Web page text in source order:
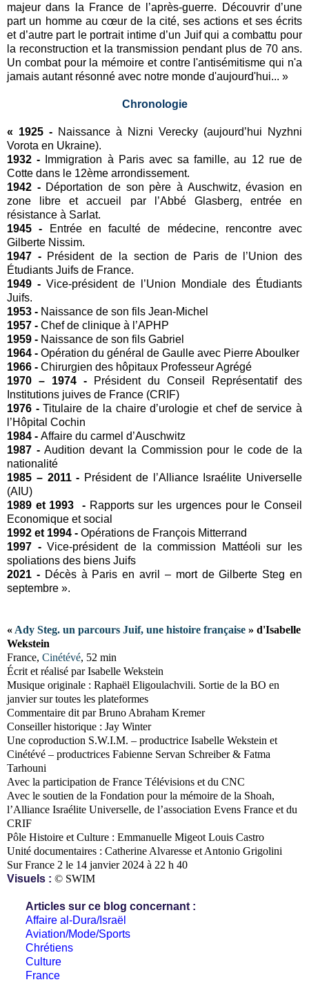
majeur dans la France de l’après-guerre. Découvrir d’une
part un homme au cœur de la cité, ses actions et ses écrits
et d’autre part le portrait intime d’un Juif qui a combattu pour
la reconstruction et la transmission pendant plus de 70 ans.
Un combat pour la mémoire et contre l'antisémitisme qui n'a
jamais autant résonné avec notre monde d'aujourd'hui... »
Chronologie
« 1925 - Naissance à Nizni Verecky (aujourd’hui Nyzhni
Vorota en Ukraine).
1932 -
Immigration à Paris avec sa famille, au 12 rue de
Cotte dans le 12ème arrondissement.
1942 - Déportation de son père à Auschwitz, évasion en
zone libre et accueil par l’Abbé Glasberg, entrée en
résistance à Sarlat.
1945 -
Entrée en faculté de médecine, rencontre avec
Gilberte Nissim.
1947 - Président de la section de Paris de l’Union des
Étudiants Juifs de France.
1949 - Vice-président de l’Union Mondiale des Étudiants
Juifs.
1953 - Naissance de son fils Jean-Michel
1957 - Chef de clinique à l’APHP
1959 - Naissance de son fils Gabriel
1964 - Opération du général de Gaulle avec Pierre Aboulker
1966 - Chirurgien des hôpitaux Professeur Agrégé
1970 – 1974 -
Président du Conseil Représentatif des
Institutions juives de France (CRIF)
1976 -Titulaire de la chaire d’urologie et chef de service à
l’Hôpital Cochin
1984 - Affaire du carmel d’Auschwitz
1987 -Audition devant la Commission pour le code de la
nationalité
1985 – 2011 - Président de l’Alliance Israélite Universelle
(AIU)
1989 et 1993 - Rapports sur les urgences pour le Conseil
Economique et social
1992 et 1994 - Opérations de François Mitterrand
1997 -Vice-président de la commission Mattéoli sur les
spoliations des biens Juifs
2021 - Décès à Paris en avril – mort de Gilberte Steg en
septembre ».
« Ady Steg. un parcours Juif, une histoire française » d'Isabelle
Wekstein
France, Cinétévé, 52 min
Écrit et réalisé par Isabelle Wekstein
Musique originale : Raphaël Eligoulachvili. Sortie de la BO en
janvier sur toutes les plateformes
Commentaire dit par Bruno Abraham Kremer
Conseiller historique : Jay Winter
Une coproduction S.W.I.M. – productrice Isabelle Wekstein et
Cinétévé – productrices Fabienne Servan Schreiber & Fatma
Tarhouni
Avec la participation de France Télévisions et du CNC
Avec le soutien de la Fondation pour la mémoire de la Shoah,
l’Alliance Israélite Universelle, de l’association Evens France et du
CRIF
Pôle Histoire et Culture : Emmanuelle Migeot Louis Castro
Unité documentaires : Catherine Alvaresse et Antonio Grigolini
Sur France 2 le 14 janvier 2024 à 22 h 40
Visuels : © SWIM
Articles sur ce blog concernant :
Affaire al-Dura/Israël
Aviation/Mode/Sports
Chrétiens
Culture
France